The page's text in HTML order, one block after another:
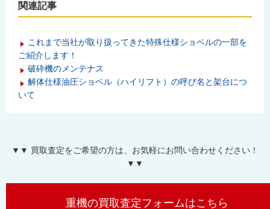
関連記事
これまで当社が取り扱ってきた特殊仕様ショベルの一部を
ご紹介します！
破砕機のメンテナス
解体仕様油圧ショベル（ハイリフト）の呼び名と架台につ
いて
▼▼ 買取査定をご希望の方は、お気軽にお問い合わせください！
▼▼
重機の買取査定フォームはこちら